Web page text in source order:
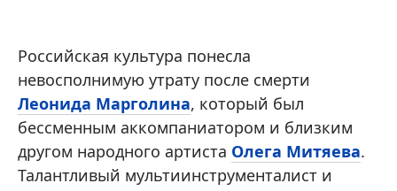
Российская культура понесла
невосполнимую утрату после смерти
Леонида Марголина, который был
бессменным аккомпаниатором и близким
другом народного артиста Олега Митяева.
Талантливый мультиинструменталист и